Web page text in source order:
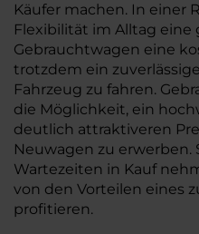
Käufer machen. In einer
Flexibilität im Alltag eine
Gebrauchtwagen eine
trotzdem ein
Fahrzeug zu fahren.
die Möglichkeit, ein
deutlich attraktiveren
Neuwagen zu erwerben.
Wartezeiten in Kauf
von den Vorteilen eines
profitieren.